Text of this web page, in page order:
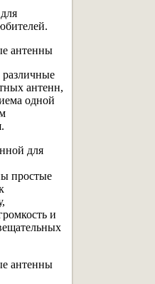
антенны
антенн,
одной
для
простые
и
антенны